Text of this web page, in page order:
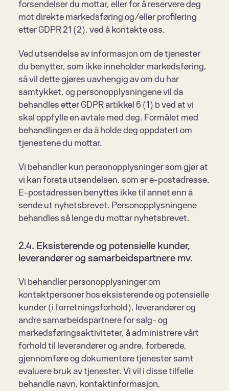
forsendelser du mottar, eller for å reservere deg
mot direkte markedsføring og/eller profilering
etter GDPR 21 (2), ved å kontakte oss.
Ved utsendelse av informasjon om de tjenester
du benytter, som ikke inneholder markedsføring,
så vil dette gjøres uavhengig av om du har
samtykket, og personopplysningene vil da
behandles etter GDPR artikkel 6 (1) b ved at vi
skal oppfylle en avtale med deg. Formålet med
behandlingen er da å holde deg oppdatert om
tjenestene du mottar.
Vi behandler kun personopplysninger som gjør at
vi kan foreta utsendelsen, som er e-postadresse.
E-postadressen benyttes ikke til annet enn å
sende ut nyhetsbrevet. Personopplysningene
behandles så lenge du mottar nyhetsbrevet.
2.4. Eksisterende og potensielle kunder,
leverandører og samarbeidspartnere mv.
Vi behandler personopplysninger om
kontaktpersoner hos eksisterende og potensielle
kunder (i forretningsforhold), leverandører og
andre samarbeidspartnere for salg- og
markedsførings­aktiviteter, å administrere vårt
forhold til leverandører og andre, forberede,
gjennomføre og dokumentere tjenester samt
evaluere bruk av tjenester. Vi vil i disse tilfelle
behandle navn, kontaktinformasjon,